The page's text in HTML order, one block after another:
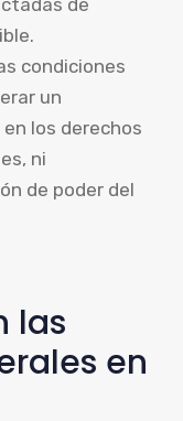
condiciones
un
los derechos
ni
de poder del
las
en